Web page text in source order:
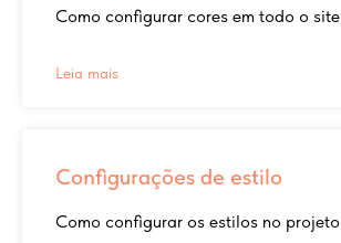
Como configurar cores em todo o site
Leia mais
Configurações de estilo
Como configurar os estilos no projeto